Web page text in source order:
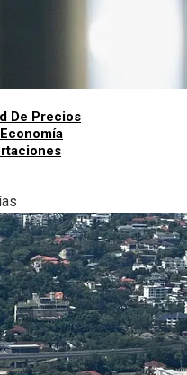
De Precios